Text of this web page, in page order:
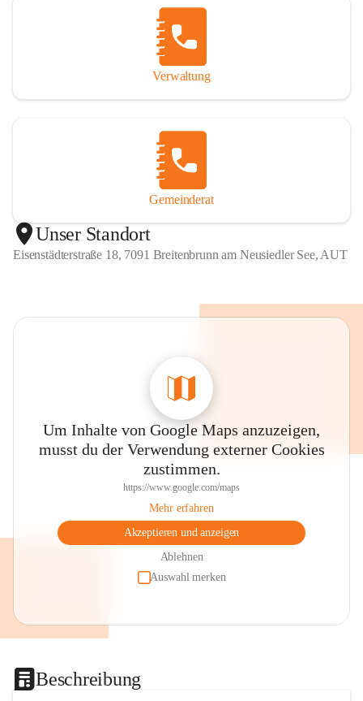
Verwaltung
Gemeinderat
Unser Standort
Eisenstädterstraße 18, 7091 Breitenbrunn am Neusiedler See, AUT
Um Inhalte von Google Maps anzuzeigen,
musst du der Verwendung externer Cookies
zustimmen.
https://www.google.com/maps
Mehr erfahren
Akzeptieren und anzeigen
Ablehnen
Auswahl merken
Beschreibung